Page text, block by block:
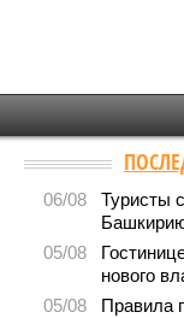
06/08
Туристы
05/08
нового
05/08
Правила